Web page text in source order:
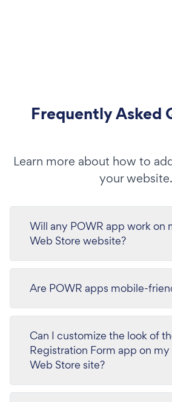
Frequently Asked
Learn more about how to
your website.
Will any POWR app work on
Web Store website?
Are POWR apps mobile-
Can I customize the look of
Registration Form app on my Chrome
Web Store site?